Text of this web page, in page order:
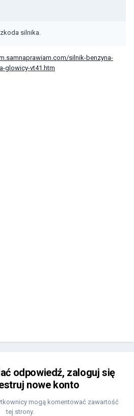
silnika.
silnik-benzyna-
glowicy-vt41.htm
odpowiedź, zaloguj się
nowe konto
mogą komentować zawartość
tej strony.